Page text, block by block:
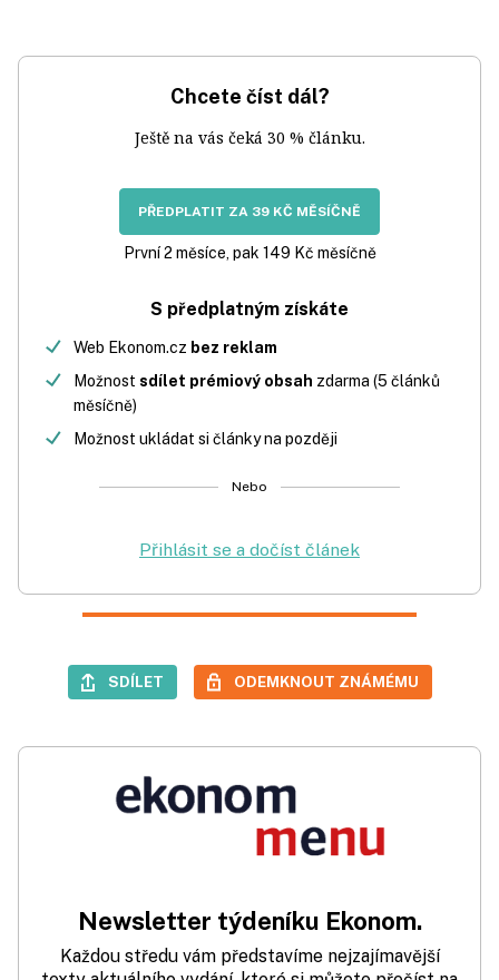
Chcete číst dál?
Ještě na vás čeká 30 % článku.
PŘEDPLATIT ZA 39 KČ MĚSÍČNĚ
První 2 měsíce, pak 149 Kč měsíčně
S předplatným získáte
Web Ekonom.cz bez reklam
Možnost sdílet prémiový obsah zdarma (5 článků
měsíčně)
Možnost ukládat si články na později
Nebo
Přihlásit se a dočíst článek
SDÍLET ODEMKNOUT ZNÁMÉMU
Newsletter týdeníku Ekonom.
Každou středu vám představíme nejzajímavější